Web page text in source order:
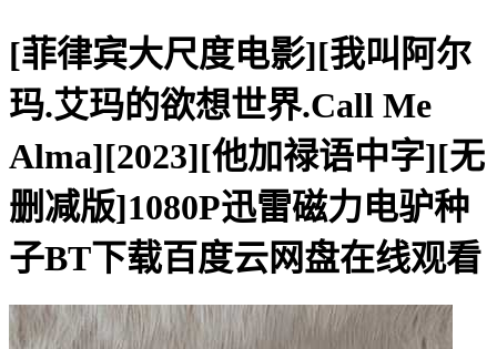
[菲律宾大尺度电影][我叫阿尔
玛.艾玛的欲想世界.Call Me
Alma][2023][他加禄语中字][无
删减版]1080P迅雷磁力电驴种
子BT下载百度云网盘在线观看